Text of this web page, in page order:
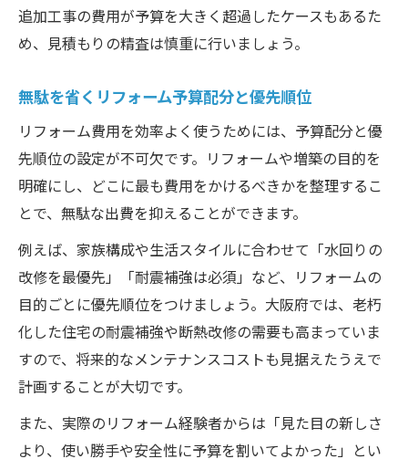
追加工事の費用が予算を大きく超過したケースもあるた
め、見積もりの精査は慎重に行いましょう。
無駄を省くリフォーム予算配分と優先順位
リフォーム費用を効率よく使うためには、予算配分と優
先順位の設定が不可欠です。リフォームや増築の目的を
明確にし、どこに最も費用をかけるべきかを整理するこ
とで、無駄な出費を抑えることができます。
例えば、家族構成や生活スタイルに合わせて「水回りの
改修を最優先」「耐震補強は必須」など、リフォームの
目的ごとに優先順位をつけましょう。大阪府では、老朽
化した住宅の耐震補強や断熱改修の需要も高まっていま
すので、将来的なメンテナンスコストも見据えたうえで
計画することが大切です。
また、実際のリフォーム経験者からは「見た目の新しさ
より、使い勝手や安全性に予算を割いてよかった」とい